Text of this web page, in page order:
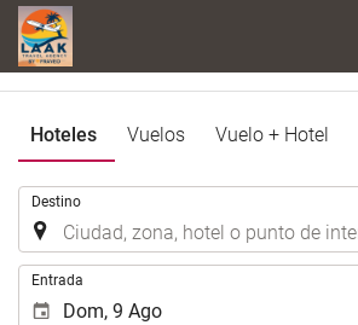
Hoteles Vuelos Vuelo + Hotel
Destino
Entrada